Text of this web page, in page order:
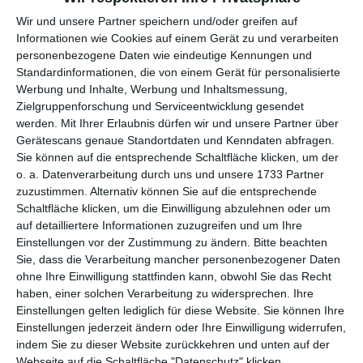
Wir und unsere Partner speichern und/oder greifen auf
Informationen wie Cookies auf einem Gerät zu und verarbeiten
personenbezogene Daten wie eindeutige Kennungen und
Standardinformationen, die von einem Gerät für personalisierte
Werbung und Inhalte, Werbung und Inhaltsmessung,
Zielgruppenforschung und Serviceentwicklung gesendet
werden.
Mit Ihrer Erlaubnis dürfen wir und unsere Partner über
Gerätescans genaue Standortdaten und Kenndaten abfragen.
Sie können auf die entsprechende Schaltfläche klicken, um der
o. a. Datenverarbeitung durch uns und unsere 1733 Partner
zuzustimmen. Alternativ können Sie auf die entsprechende
Schaltfläche klicken, um die Einwilligung abzulehnen oder um
auf detailliertere Informationen zuzugreifen und um Ihre
Einstellungen vor der Zustimmung zu ändern.
Bitte beachten
Sie, dass die Verarbeitung mancher personenbezogener Daten
ohne Ihre Einwilligung stattfinden kann, obwohl Sie das Recht
haben, einer solchen Verarbeitung zu widersprechen. Ihre
Einstellungen gelten lediglich für diese Website. Sie können Ihre
Einstellungen jederzeit ändern oder Ihre Einwilligung widerrufen,
indem Sie zu dieser Website zurückkehren und unten auf der
TEILEN
Facebook, Twitter, WhatsApp, ...
WEITERE KARTEN IN DIESEN
KATEGORIEN ANSEHEN
Halloween
Einladung
Freizeit
Gastronomie
Getränke